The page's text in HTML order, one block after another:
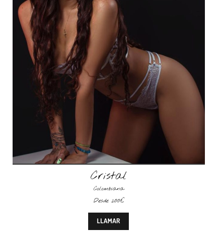
Cristal
Colombiana
Desde 200€
LLAMAR